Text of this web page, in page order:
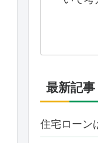
最新記事
住宅ローン